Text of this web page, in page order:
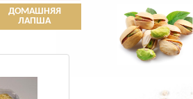
ДОМАШНЯЯ
ЛАПША